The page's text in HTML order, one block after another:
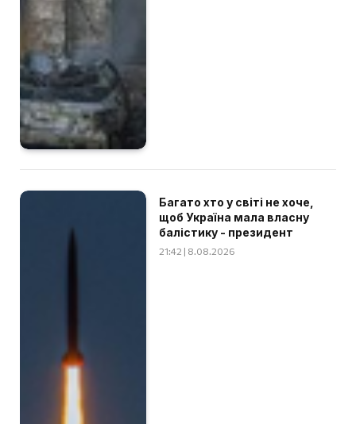
Багато хто у світі не хоче,
щоб Україна мала власну
балістику - президент
21:42 | 8.08.2026